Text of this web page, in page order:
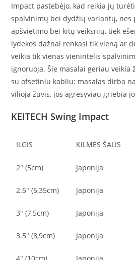
Impact pastebėjo, kad reikia jų
spalvinimų bei dydžių variantų, nes
apšvietimo bei kitų veiksnių, tiek
lydekos dažnai renkasi tik vieną ar
veikia tik vienas vienintelis
ignoruoja. Šie masalai geriau veikia
su ofsetiniu kabliu: masalas dirba
vilioja žuvis, jos agresyviau griebia
KEITECH Swing Impact
ILGIS KILMĖS ŠALIS
2″ (5cm)
2.5″ (6,35cm)
3″ (7,5cm)
3.5″ (8,9cm)
4″ (10cm)
Japonija
Japonija
Japonija
Japonija
Japonija